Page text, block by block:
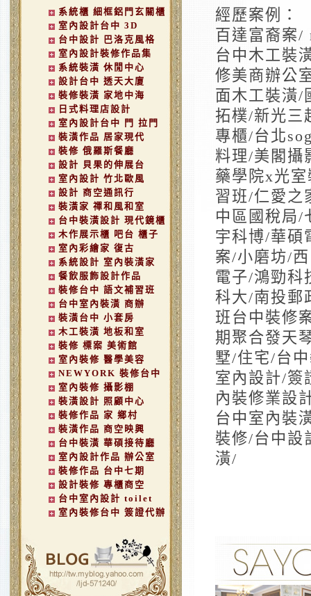
系統櫃 細框鋁門玄關櫃
室內設計台中 3D
台中設計 巴洛克風格
室內設計裝修作品集
系統裝潢 休閒中心
設計台中 透天大廈
裝修裝潢 家地中海
日式料理店設計
室內設計台中 門 拉門
裝潢作品 居家現代
裝修 俄羅斯餐廳
設計 貝果的伸展台
室內設計 竹北歐風
設計 商空通訊行
裝潢家 禪和風和室
台中裝潢設計 現代鏡櫃
木作展示櫃 吧台 櫃子
室內彩繪家 復古
系統設計 室內裝潢家
餐飲服飾設計作品
裝修台中 語文補習班
台中室內裝潢 商辦
裝潢台中 小套房
木工裝潢 地板和室
裝修 標案 美術館
室內裝修 醫學美容
NEWYORK 裝修台中
室內裝修 攝影棚
裝潢設計 照顧中心
裝修作品 家 鄉村
裝潢作品 商空映興
台中裝潢 華碩接待廳
室內設計作品 辦公室
裝修作品 台中七期
設計裝修 專櫃商空
台中室內設計 toilet
室內裝修台中 簽證代辦
經歷案例：
百達富裔案/
台中木工裝
修美商辦公
面木工裝潢/
拓樸/新光三
專櫃/台北
料理/美閣攝
藥學院x光
習班/仁愛之
中區國稅局/
宇科博/華碩
案/小磨坊/
電子/鴻勁科
科大/南投郵
班台中裝修
期聚合發天
墅/住宅/台
室內設計/簽
內裝修業設
台中室內裝
裝修/台中設
潢/